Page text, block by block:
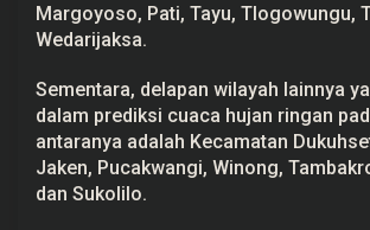
m
t
a
W
s
p
Margoyoso, Pati, Tayu, Tlogowungu,
Wedarijaksa.
Sementara, delapan wilayah lainnya
dalam prediksi cuaca hujan ringan
antaranya adalah Kecamatan
Jaken, Pucakwangi, Winong,
dan Sukolilo.